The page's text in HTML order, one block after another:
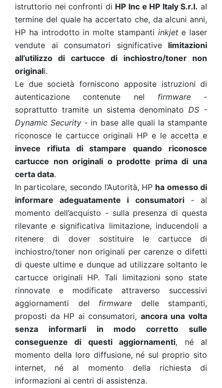
istruttorio nei confronti di HP Inc e HP Italy S.r.l. al
termine del quale ha accertato che, da alcuni anni,
HP ha introdotto in molte stampanti inkjete laser
vendute ai consumatori significative limitazioni
all’utilizzo di cartucce di inchiostro/toner non
originali.
Le due società forniscono apposite istruzioni di
autenticazione contenute nel firmware-
soprattutto tramite un sistema denominatoDS -
Dynamic Security - in base alle quali la stampante
riconosce le cartucce originali HP e le accetta e
invece rifiuta di stampare quando riconosce
cartucce non originali o prodotte prima di una
certa data.
In particolare, secondo l’Autorità, HP ha omesso di
informare adeguatamente i consumatori- al
momento dell’acquisto - sulla presenza di questa
rilevante e significativa limitazione, inducendoli a
ritenere di dover sostituire le cartucce di
inchiostro/toner non originali per carenze o difetti
di queste ultime e dunque ad utilizzare soltanto le
cartucce originali HP. Tali limitazioni sono state
rinnovate e modificate attraverso successivi
aggiornamenti del firmware delle stampanti,
proposti da HP ai consumatori, ancora una volta
senza informarli in modo corretto sulle
conseguenze di questi aggiornamenti, né al
momento della loro diffusione, né sul proprio sito
internet, né al momento della richiesta di
informazioni ai centri di assistenza.